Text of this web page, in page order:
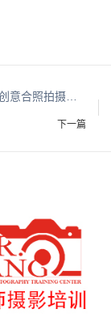
新年拍照图片4个人怎么拍，4人新年创意合照拍摄指南
下一篇